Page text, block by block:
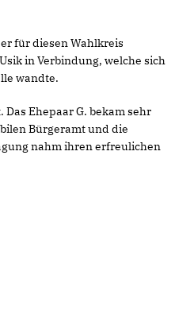
für diesen Wahlkreis
in Verbindung, welche sich
wandte.
Ehepaar G. bekam sehr
Bürgeramt und die
nahm ihren erfreulichen